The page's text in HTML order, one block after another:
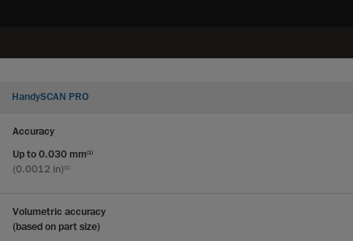
HandySCAN PRO
Accuracy
Up to 0.030 mm(1)
(0.0012 in)(1)
Volumetric accuracy
(based on part size)